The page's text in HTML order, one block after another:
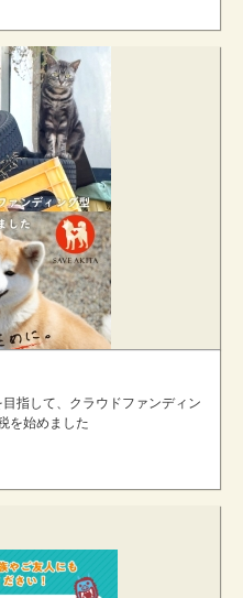
指して、クラウドファンディン
を始めました